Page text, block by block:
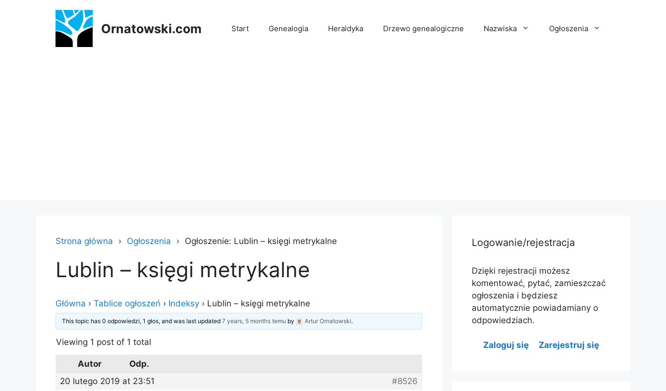
Ornatowski.com Start Genealogia Heraldyka Drzewo genealogiczne Nazwiska Ogłoszenia
Strona główna Ogłoszenia Ogłoszenie: Lublin – księgi metrykalne
Lublin – księgi metrykalne
Główna › Tablice ogłoszeń › Indeksy › Lublin – księgi metrykalne
This topic has 0 odpowiedzi, 1 głos, and was last updated7 years, 5 months temu by Artur Ornatowski.
Viewing 1 post of 1 total
Autor
Odp.
20 lutego 2019 at 23:51
#8526
Logowanie/rejestracja
Dzięki rejestracji możesz
komentować, pytać, zamieszczać
ogłoszenia i będziesz
automatycznie powiadamiany o
odpowiedziach.
Zaloguj się Zarejestruj się